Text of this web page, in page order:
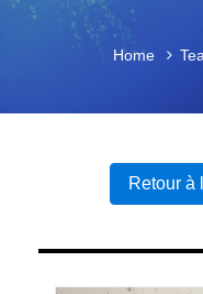
Home
Retour à